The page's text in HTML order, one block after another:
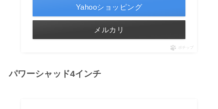
Yahooショッピング
メルカリ
ポチップ
パワーシャッド4インチ